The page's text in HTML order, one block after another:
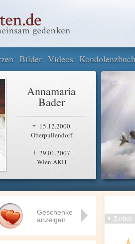
Bilder Videos Kondolenzbuch
Annamaria
Bader
15.12.2000
Oberpullendorf
-
29.01.2007
Wien AKH
Zurück
Geschenke
anzeigen